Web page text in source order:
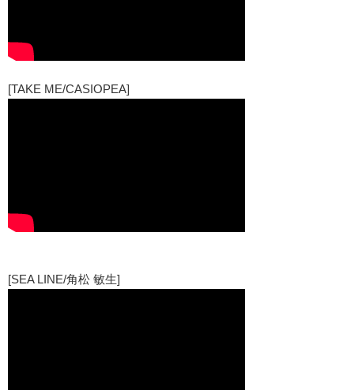
[TAKE ME/CASIOPEA]
[SEA LINE/角松 敏生]